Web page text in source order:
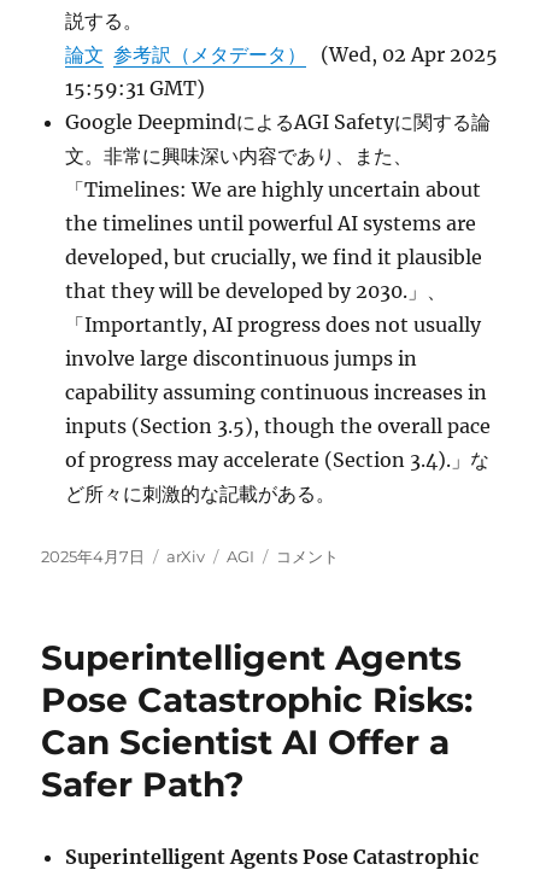
説する。
論文 参考訳（メタデータ）
(Wed, 02 Apr 2025
15:59:31 GMT)
Google DeepmindによるAGI Safetyに関する論
文。非常に興味深い内容であり、また、
「Timelines: We are highly uncertain about
the timelines until powerful AI systems are
developed, but crucially, we find it plausible
that they will be developed by 2030.」、
「Importantly, AI progress does not usually
involve large discontinuous jumps in
capability assuming continuous increases in
inputs (Section 3.5), though the overall pace
of progress may accelerate (Section 3.4).」な
ど所々に刺激的な記載がある。
投
2025年4月7日
カ
ー
arXiv
タ
AGI
An
AGI
and
Security
に
コメント
Superintelligent Agents
Pose Catastrophic Risks:
Can Scientist AI Offer a
Safer Path?
Superintelligent Agents Pose Catastrophic